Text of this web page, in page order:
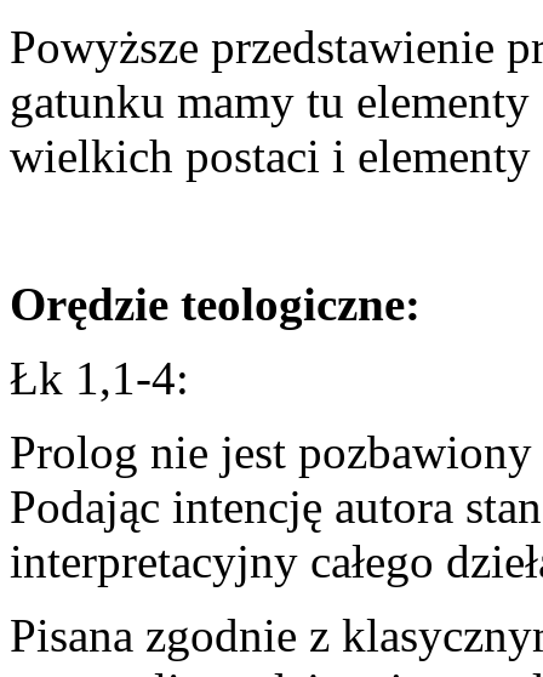
Powyższe przedstawienie
gatunku mamy tu
wielkich postaci i
Orędzie teologiczne:
Łk 1,1-4:
Prolog nie jest
Podając intencję autora
interpretacyjny całego
Pisana zgodnie z